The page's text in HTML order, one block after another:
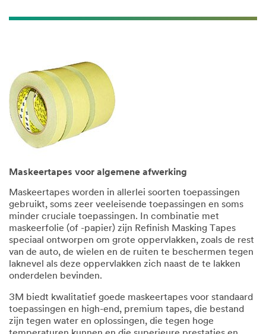
Maskeertapes voor algemene afwerking
Maskeertapes worden in allerlei soorten toepassingen
gebruikt, soms zeer veeleisende toepassingen en soms
minder cruciale toepassingen. In combinatie met
maskeerfolie (of -papier) zijn Refinish Masking Tapes
speciaal ontworpen om grote oppervlakken, zoals de rest
van de auto, de wielen en de ruiten te beschermen tegen
laknevel als deze oppervlakken zich naast de te lakken
onderdelen bevinden.
3M biedt kwalitatief goede maskeertapes voor standaard
toepassingen en high-end, premium tapes, die bestand
zijn tegen water en oplossingen, die tegen hoge